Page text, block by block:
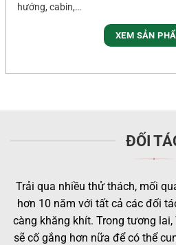
hướng, cabin,…
XEM SẢN
ĐỐI
Trải qua nhiều thử thách, mối
hơn 10 năm với tất cả các đối
càng khăng khít. Trong tương
sẽ cố gắng hơn nữa để có thể